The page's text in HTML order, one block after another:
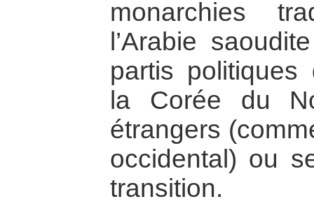
monarchies
l’Arabie
partis politiques
la Corée du
étrangers
occidental) ou
transition.